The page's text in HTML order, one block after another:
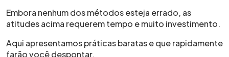
Embora nenhum dos métodos esteja errado, as
atitudes acima requerem tempo e muito investimento.
Aqui apresentamos práticas baratas e que rapidamente
farão você despontar.